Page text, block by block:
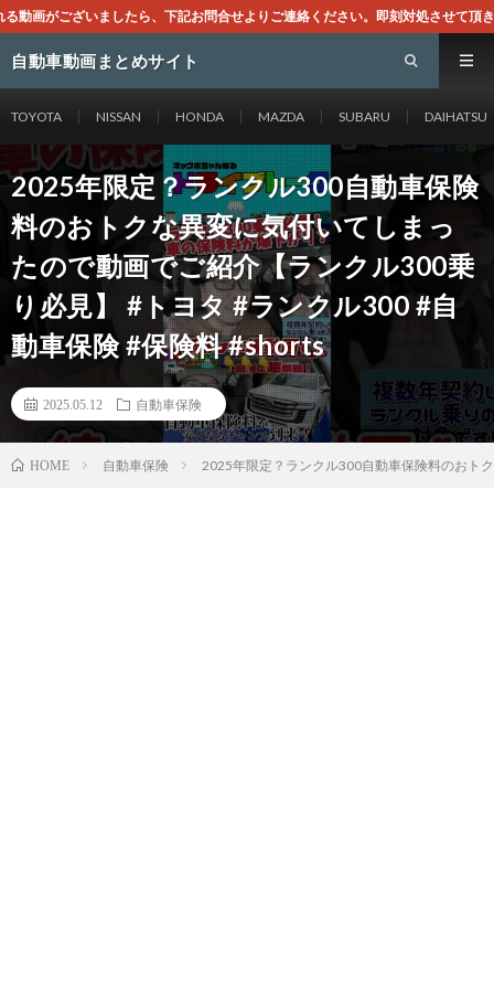
記お問合せよりご連絡ください。即刻対処させて頂きます。なお、同サイト
自動車動画まとめサイト
TOYOTA NISSAN HONDA MAZDA SUBARU DAIHATSU
2025年限定？ランクル300自動車保険
料のおトクな異変に気付いてしまっ
たので動画でご紹介【ランクル300乗
り必見】 #トヨタ #ランクル300 #自
動車保険 #保険料 #shorts
2025.05.12 自動車保険
HOME 自動車保険 2025年限定？ランクル300自動車保険料のおト